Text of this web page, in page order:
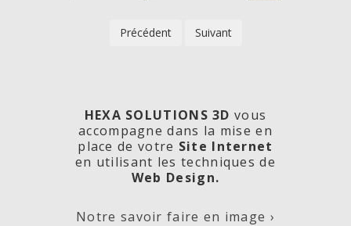
Les
Précédent Suivant
HEXA SOLUTIONS 3D vous
accompagne dans la mise en
place de votre Site Internet
en utilisant les techniques de
Web Design.
Notre savoir faire en image ›